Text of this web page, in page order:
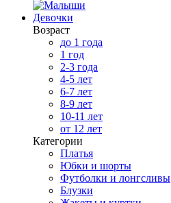
Девочки
Возраст
до 1 года
1 год
2-3 года
4-5 лет
6-7 лет
8-9 лет
10-11 лет
от 12 лет
Категории
Платья
Юбки и шорты
Футболки и лонгсливы
Блузки